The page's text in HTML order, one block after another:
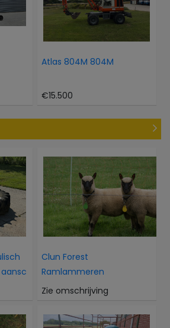
Atlas 804M 804M
€15.500
Clun Forest
Ramlammeren
Zie omschrijving